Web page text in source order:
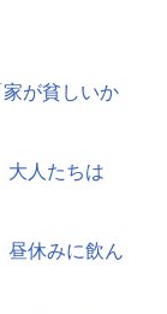
が貧しいか
大人たちは
昼休みに飲ん